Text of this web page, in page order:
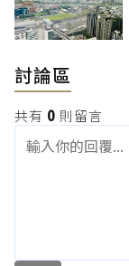
討論區
共有 0 則留言